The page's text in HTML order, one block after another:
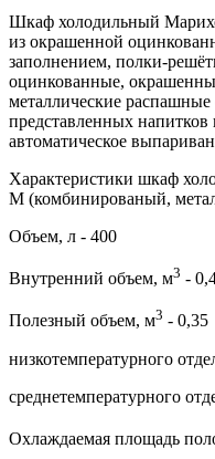
Шкаф холодильный
из окрашенной
заполнением, полки-
оцинкованные,
металлические
представленных напитков
автоматическое
Характеристики шкаф
М (комбинированый,
Объем, л - 400
Внутренний объем, м3 -
Полезный объем, м3 - 0,35
низкотемпературного
среднетемпературного
Охлаждаемая площадь